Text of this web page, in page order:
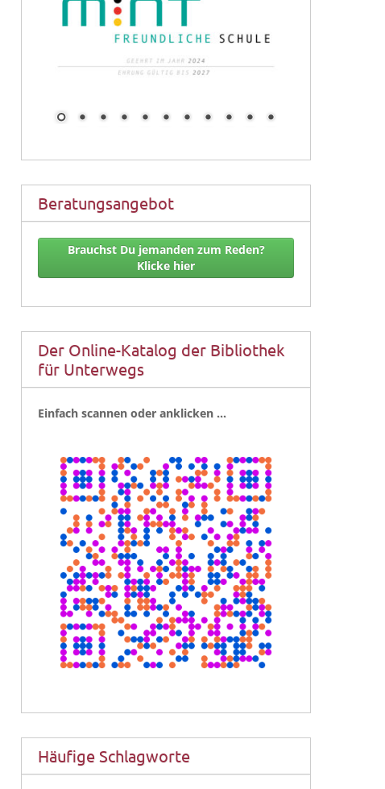
Beratungsangebot
Brauchst Du jemanden zum Reden?
Klicke hier
Der Online-Katalog der Bibliothek
für Unterwegs
Ein­fach scan­nen oder anklicken …
Häufige Schlagworte